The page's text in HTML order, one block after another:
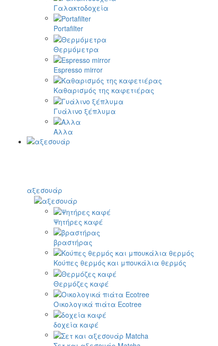
Γαλακτοδοχεία
Portafilter
Θερμόμετρα
Espresso mirror
Καθαρισμός της καφετιέρας
Γυάλινο ξέπλυμα
Αλλα
αξεσουάρ
Ψητήρες καφέ
βραστήρας
Κούπες θερμός και μπουκάλια θερμός
Θερμόζες καφέ
Οικολογικά πιάτα Ecotree
δοχεία καφέ